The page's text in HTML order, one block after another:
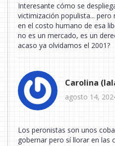
Interesante cómo se
victimización populista...
en el costo humano de esa
no es un mercado, es un
acaso ya olvidamos el 2001?
Carolina
agosto 14,
Los peronistas son unos
gobernar pero sí llorar en las